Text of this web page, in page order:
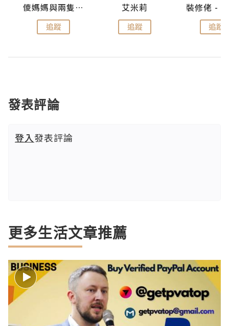
儍媽媽與兩隻小魔怪之家
追蹤
艾米莉
追蹤 追蹤
發表評論
登入發表評論
更多生活文章推薦